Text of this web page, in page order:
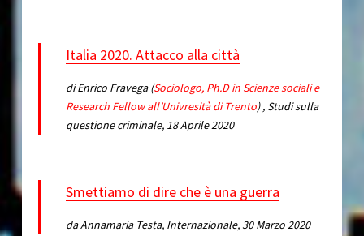
Italia 2020. Attacco alla città
di Enrico Fravega (Sociologo, Ph.D in Scienze sociali e
Research Fellow all’Univresità di Trento), Studi sulla
questione criminale, 18 Aprile 2020
Smettiamo di dire che è una guerra
da Annamaria Testa, Internazionale, 30 Marzo 2020